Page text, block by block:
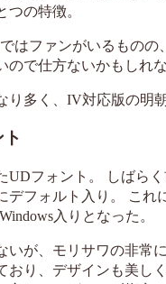
つの特徴。
はファンがいるもの
ので仕方ないかもしれな
り多く、IV対応版の明
UDフォント。 しばら
デフォルト入り。 こ
入りとなった。
いが、モリサワの非常
おり、デザインも美し